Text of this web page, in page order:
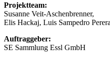
Projektteam:
Susanne Veit-Aschenbrenner,
Elis Hackaj, Luis Sampedro Perera
Auftraggeber:
SE Sammlung Essl GmbH